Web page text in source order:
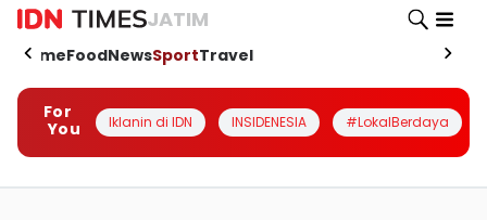
JATIM
HomeFoodNewsSportTravel
For
You
Iklanin di IDN INSIDENESIA #LokalBerdaya